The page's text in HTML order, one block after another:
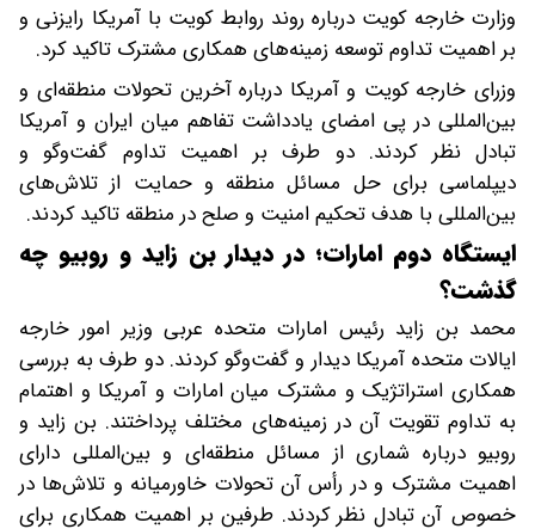
وزارت خارجه کویت درباره روند روابط کویت با آمریکا رایزنی و
بر اهمیت تداوم توسعه زمینه‌های همکاری مشترک تاکید کرد.
وزرای خارجه کویت و آمریکا درباره آخرین تحولات منطقه‌ای و
بین‌المللی در پی امضای یادداشت تفاهم میان ایران و آمریکا
تبادل نظر کردند. دو طرف بر اهمیت تداوم گفت‌وگو و
دیپلماسی برای حل مسائل منطقه و حمایت از تلاش‌های
بین‌المللی با هدف تحکیم امنیت و صلح در منطقه تاکید کردند.
ایستگاه دوم امارات؛ در دیدار بن زاید و روبیو چه
گذشت؟
محمد بن زاید رئیس امارات متحده عربی وزیر امور خارجه
ایالات متحده آمریکا دیدار و گفت‌وگو کردند. دو طرف به بررسی
همکاری استراتژیک و مشترک میان امارات و آمریکا و اهتمام
به تداوم تقویت آن در زمینه‌های مختلف پرداختند. بن زاید و
روبیو درباره شماری از مسائل منطقه‌ای و بین‌المللی دارای
اهمیت مشترک و در رأس آن تحولات خاورمیانه و تلاش‌ها در
خصوص آن تبادل نظر کردند. طرفین بر اهمیت همکاری برای